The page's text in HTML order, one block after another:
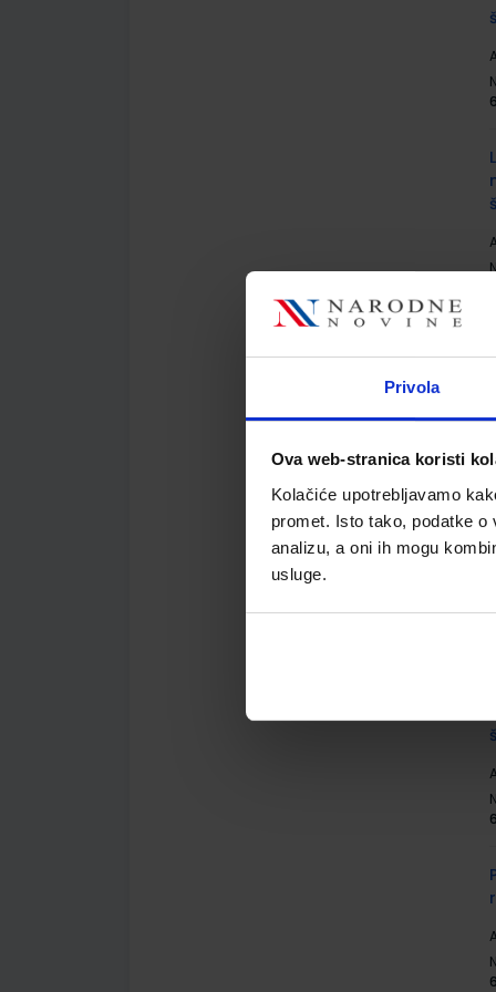
Privola
Ova web-stranica koristi
Kolačiće upotrebljavamo
promet. Isto tako, podatke
analizu, a oni ih mogu
usluge.